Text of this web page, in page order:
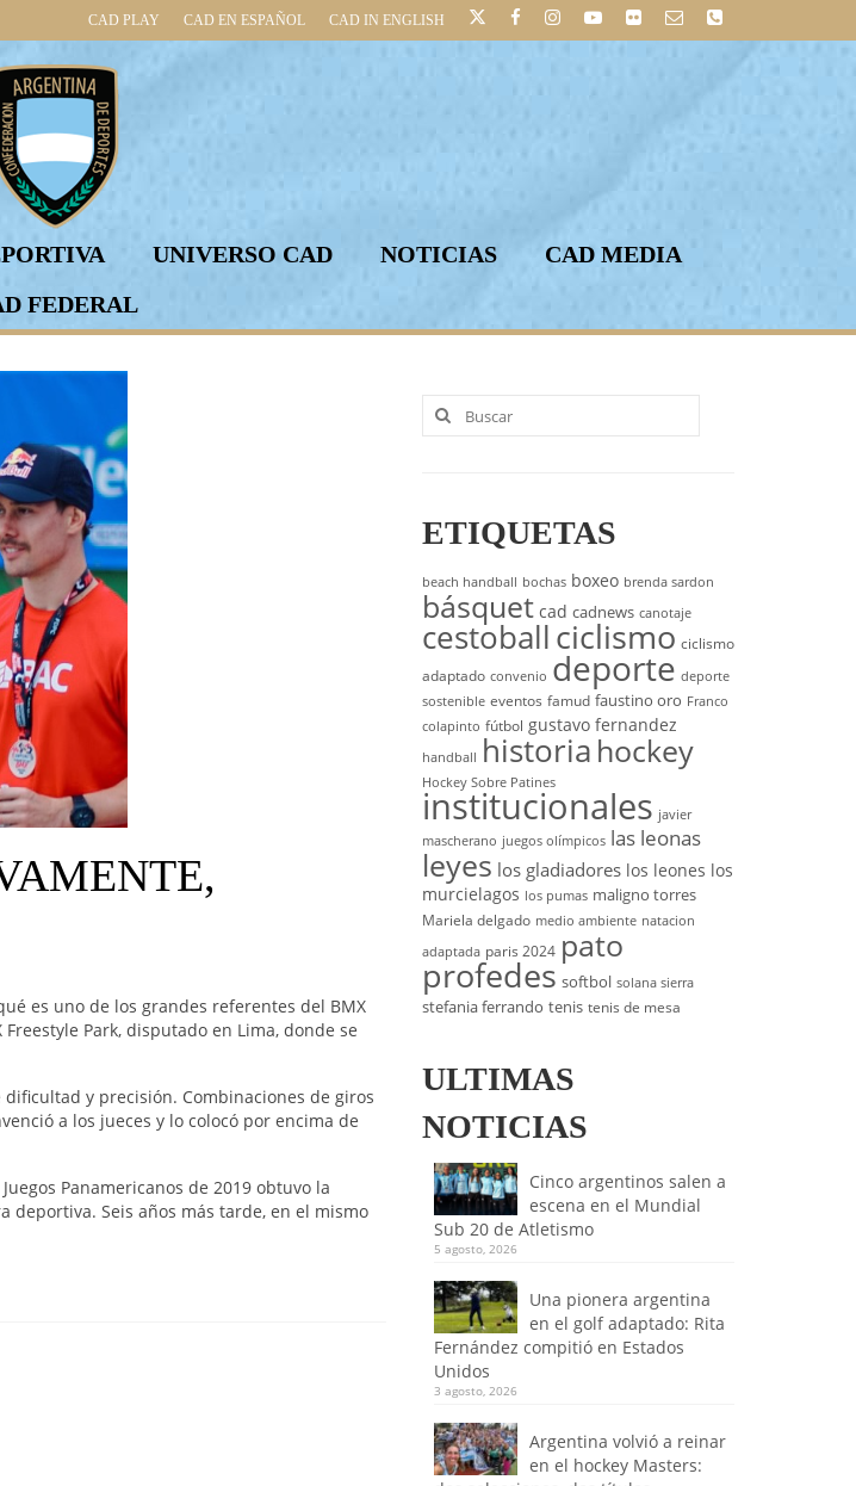
CAD PLAY CAD EN ESPAÑOL CAD IN ENGLISH
UNIVERSO CAD NOTICIAS
CAD MEDIA
FEDERAL
es uno de los grandes referentes del BMX
Park, disputado en Lima, donde se
y precisión. Combinaciones de giros
a los jueces y lo colocó por encima de
Panamericanos de 2019 obtuvo la
Seis años más tarde, en el mismo
Buscar
por:
ETIQUETAS
beach handball bochas boxeo brenda sardon
básquet cad cadnews canotaje
cestoballciclismo ciclismo
adaptado convenio deporte deporte
sostenible eventos famud faustino oro Franco
colapinto fútbol gustavo fernandez
handball historia hockey
Hockey Sobre Patines
institucionales javier
mascherano juegos olímpicos las leonas
leyes los gladiadores los leones los
murcielagos los pumas maligno torres
Mariela delgado medio ambiente natacion
adaptada paris 2024 pato
profedes softbol solana sierra
stefania ferrando tenis tenis de mesa
ULTIMAS
NOTICIAS
Cinco argentinos salen a
escena en el Mundial
Sub 20 de Atletismo
5 agosto, 2026
Una pionera argentina
en el golf adaptado: Rita
Fernández compitió en Estados
Unidos
3 agosto, 2026
Argentina volvió a reinar
en el hockey Masters: